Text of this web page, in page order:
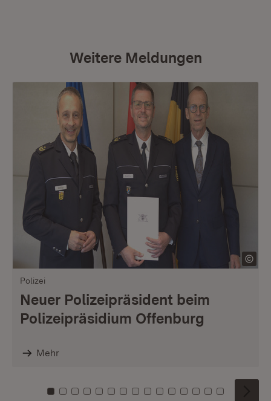
Weitere Meldungen
Polizei
Neuer Polizeipräsident beim
Polizeipräsidium Offenburg
Mehr
Zu Kachel: 0
Zu Kachel: 1
Zu Kachel: 2
Zu Kachel: 3
Zu Kachel: 4
Zu Kachel: 5
Zu Kachel: 6
Zu Kachel: 7
Zu Kachel: 8
Zu Kachel: 9
Zu Kachel: 10
Zu Kachel: 11
Zu Kachel: 12
Zu Kachel:
Zu